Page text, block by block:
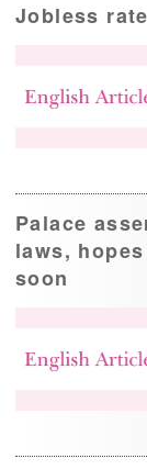
Jobless
Palace
laws,
soon